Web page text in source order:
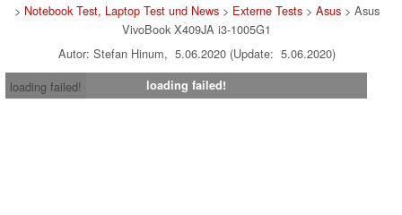
> Notebook Test, Laptop Test und News> Externe Tests> Asus> Asus
VivoBook X409JA i3-1005G1
Autor: Stefan Hinum, 5.06.2020 (Update: 5.06.2020)
loading failed!
loading failed!